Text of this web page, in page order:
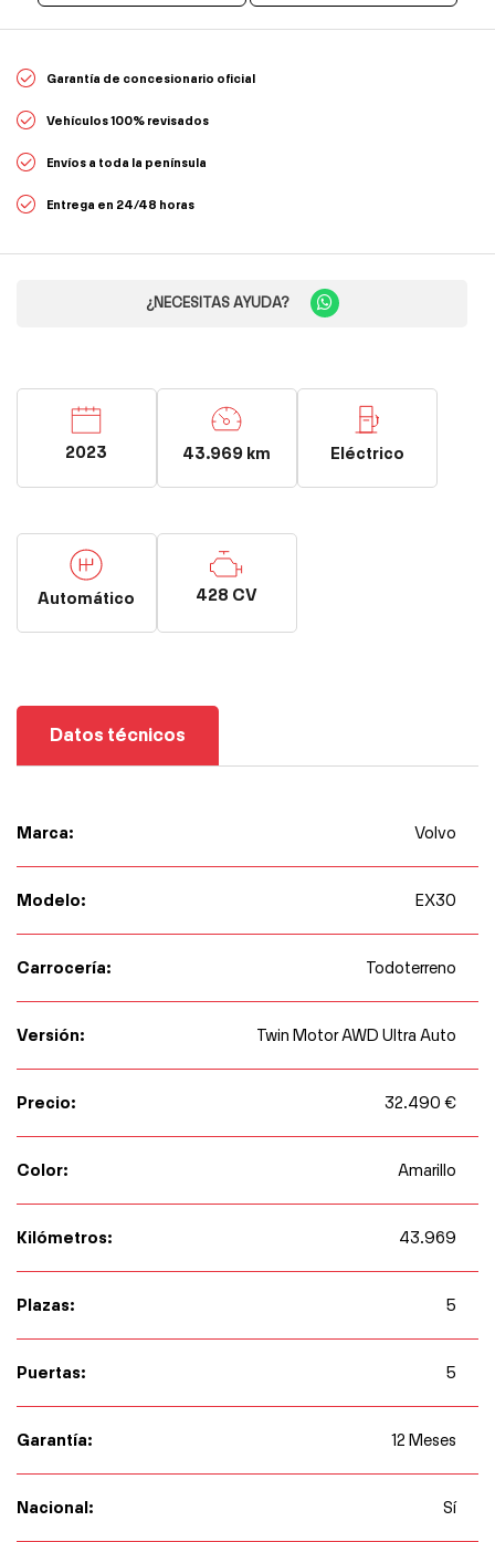
Garantía de concesionario oficial
Vehículos 100% revisados
Envíos a toda la península
Entrega en 24/48 horas
¿NECESITAS AYUDA?
2023 43.969 km Eléctrico
Automático 428 CV
Datos técnicos
Marca: Volvo
Modelo: EX30
Carrocería: Todoterreno
Versión: Twin Motor AWD Ultra Auto
Precio: 32.490 €
Color: Amarillo
Kilómetros: 43.969
Plazas: 5
Puertas: 5
Garantía: 12 Meses
Nacional: Sí